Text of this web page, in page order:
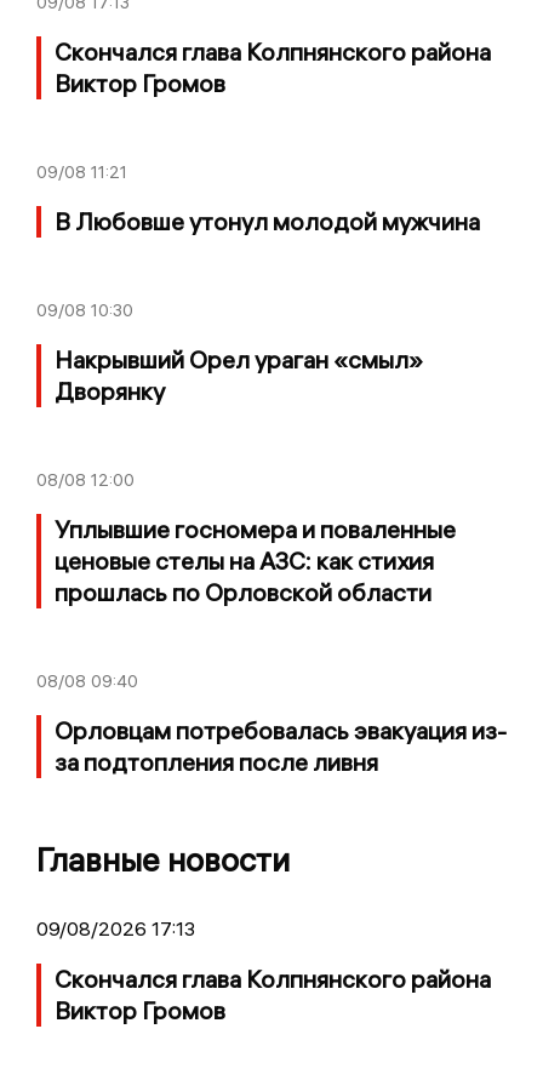
Скончался глава Колпнянского района
Виктор Громов
09/08 11:21
В Любовше утонул молодой мужчина
09/08 10:30
Накрывший Орел ураган «смыл»
Дворянку
08/08 12:00
Уплывшие госномера и поваленные
ценовые стелы на АЗС: как стихия
прошлась по Орловской области
08/08 09:40
Орловцам потребовалась эвакуация из-
за подтопления после ливня
Главные новости
09/08/2026 17:13
Скончался глава Колпнянского района
Виктор Громов